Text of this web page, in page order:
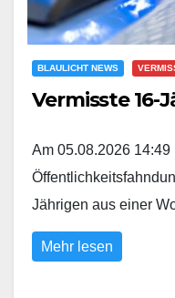
BLAULICHT NEWS
Vermisste
Am 05.08.2026
Jährigen aus einer
Mehr lesen